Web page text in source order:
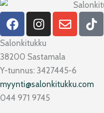
F
a
c
e
b
o
o
k
I
n
s
t
a
g
r
a
E
n
e
l
o
p
T
i
Salonkitukku
38200 Sastamala
Y-tunnus: 3427445-6
myynti@salonkitukku.com
044 971 9745